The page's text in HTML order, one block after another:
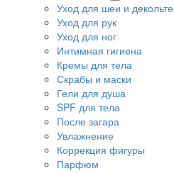
Уход для шеи и декольте
Уход для рук
Уход для ног
Интимная гигиена
Кремы для тела
Скрабы и маски
Гели для душа
SPF для тела
После загара
Увлажнение
Коррекция фигуры
Парфюм